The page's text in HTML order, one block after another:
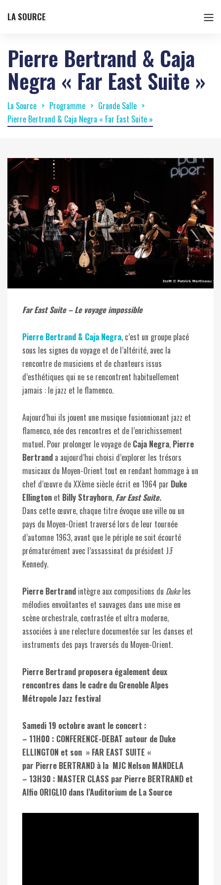
LA SOURCE
Pierre Bertrand & Caja
Negra « Far East Suite »
La Source Programme
Grande Salle
Pierre Bertrand & Caja Negra « Far East Suite »
Far East Suite – Le voyage impossible
Pierre Bertrand & Caja Negra, c’est un groupe placé
sous les signes du voyage et de l’altérité, avec la
rencontre de musiciens et de chanteurs issus
d’esthétiques qui ne se rencontrent habituellement
jamais : le jazz et le flamenco.
Aujourd’hui ils jouent une musique fusionnionant jazz et
flamenco, née des rencontres et de l’enrichissement
mutuel. Pour prolonger le voyage de Caja Negra, Pierre
Bertrand a aujourd’hui choisi d’explorer les trésors
musicaux du Moyen-Orient tout en rendant hommage à un
chef d’œuvre du XXème siècle écrit en 1964 par Duke
Ellington et Billy Strayhorn, Far East Suite.
Dans cette œuvre, chaque titre évoque une ville ou un
pays du Moyen-Orient traversé lors de leur tournée
d’automne 1963, avant que le périple ne soit écourté
prématurément avec l’assassinat du président J.F
Kennedy.
Pierre Bertrand intègre aux compositions du Dukeles
mélodies envoûtantes et sauvages dans une mise en
scène orchestrale, contrastée et ultra moderne,
associées à une relecture documentée sur les danses et
instruments des pays traversés du Moyen-Orient.
Pierre Bertrand proposera également deux
rencontres dans le cadre du Grenoble Alpes
Métropole Jazz festival
Samedi 19 octobre avant le concert :
– 11H00 : CONFERENCE-DEBAT autour de Duke
ELLINGTON et son » FAR EAST SUITE «
par Pierre BERTRAND à la MJC Nelson MANDELA
– 13H30 : MASTER CLASS par Pierre BERTRAND et
Alfio ORIGLIO dans l’Auditorium de La Source